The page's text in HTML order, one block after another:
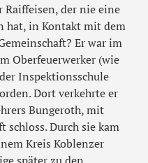
der nie eine
hat, in Kontakt mit dem
Er war im
Oberfeuerwerker (wie
Inspektionsschule
Dort verkehrte er
Bungeroth, mit
schloss. Durch sie kam
Kreis Koblenzer